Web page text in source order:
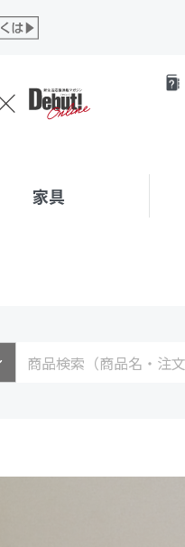
家具